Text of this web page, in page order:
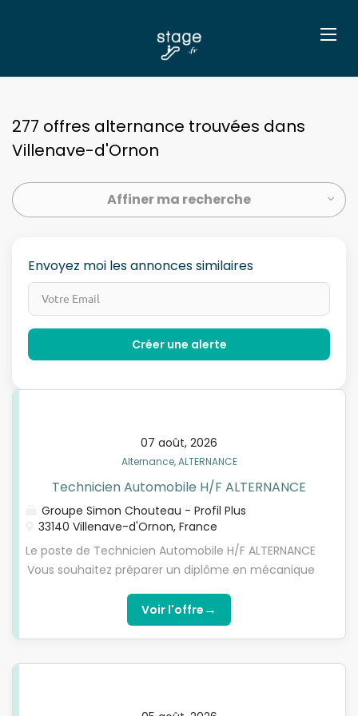
277 offres alternance trouvées dans
Villenave-d'Ornon
Affiner ma recherche
Envoyez moi les annonces similaires
07 août, 2026
Alternance, ALTERNANCE
Technicien Automobile H/F ALTERNANCE
Groupe Simon Chouteau - Profil Plus
33140 Villenave-d'Ornon, France
Le poste de Technicien Automobile H/F ALTERNANCE
Vous souhaitez préparer un diplôme en mécanique
Dans le cadre d’une création de poste, nous
recherchons un Technicien automobile en
(33). Au sein de notre équipe, ou règne une bonne
Voir l'offre →